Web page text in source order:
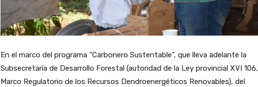
En el marco del programa “Carbonero Sustentable”, que lleva adelante la
Subsecretaría de Desarrollo Forestal (autoridad de la Ley provincial XVI 106,
Marco Regulatorio de los Recursos Dendroenergéticos Renovables), del